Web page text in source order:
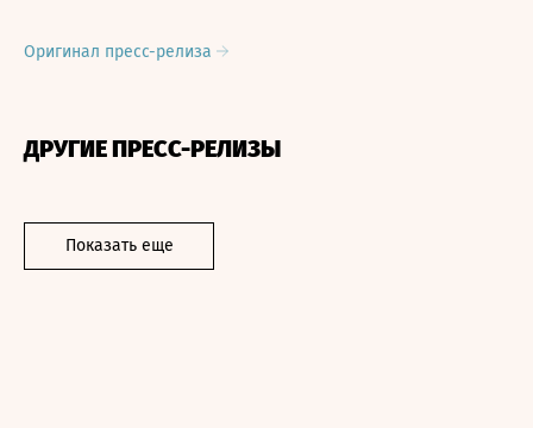
Оригинал пресс-релиза
ДРУГИЕ ПРЕСС-РЕЛИЗЫ
Показать еще